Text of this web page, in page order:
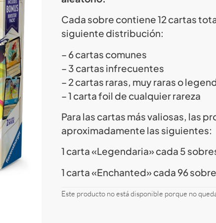
Cada sobre contiene 12 cartas
siguiente distribución:
– 6 cartas comunes
– 3 cartas infrecuentes
– 2 cartas raras, muy raras o
– 1 carta foil de cualquier rareza
Para las cartas más valiosas, las
aproximadamente las siguientes:
1 carta «Legendaria» cada 5
1 carta «Enchanted» cada 96
Este producto no está disponible porque no